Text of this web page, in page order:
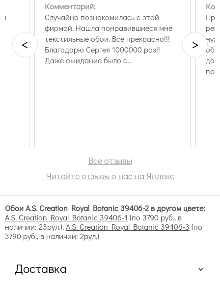
Комментарий:
Случайно познакомилась с этой
фирмой. Нашла понравившиеся мне
текстильные обои. Все прекрасно!!!
Благодарю Сергея 1000000 раз!!
Даже ожидание было с…
< >
Все отзывы
Читайте отзывы о нас на Яндекс
Обои A.S. Creation Royal Botanic 39406-2 в другом цвете:
A.S. Creation Royal Botanic 39406-1 (по 3790 руб., в
наличии: 23рул.),A.S. Creation Royal Botanic 39406-3 (по
3790 руб., в наличии: 2рул.)
Доставка